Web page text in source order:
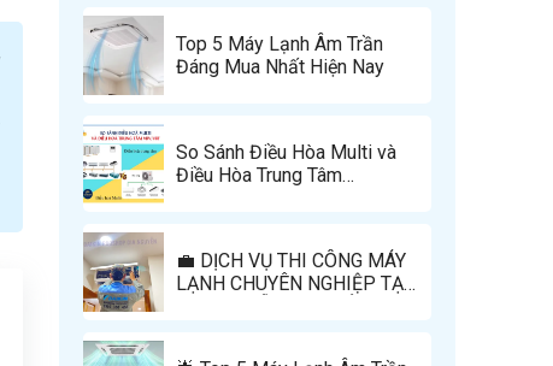
Top 5 Máy Lạnh Âm Trần
Đáng Mua Nhất Hiện Nay
So Sánh Điều Hòa Multi và
Điều Hòa Trung Tâm
💼 DỊCH VỤ THI CÔNG MÁY
LẠNH CHUYÊN NGHIỆP TẠI
ĐỐI, THẨM MỸ TỐI ĐA